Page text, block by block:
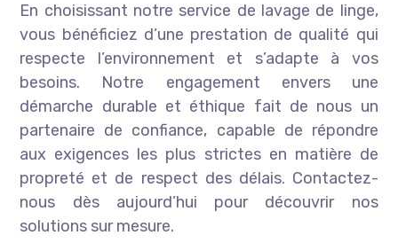
En choisissant notre service de lavage de linge,
vous bénéficiez d’une prestation de qualité qui
respecte l’environnement et s’adapte à vos
besoins. Notre engagement envers une
démarche durable et éthique fait de nous un
partenaire de confiance, capable de répondre
aux exigences les plus strictes en matière de
propreté et de respect des délais. Contactez-
nous dès aujourd’hui pour découvrir nos
solutions sur mesure.